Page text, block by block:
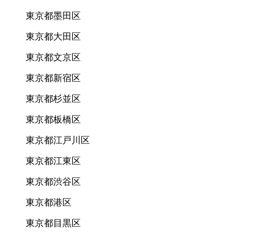
東京都墨田区
東京都大田区
東京都文京区
東京都新宿区
東京都杉並区
東京都板橋区
東京都江戸川区
東京都江東区
東京都渋谷区
東京都港区
東京都目黒区